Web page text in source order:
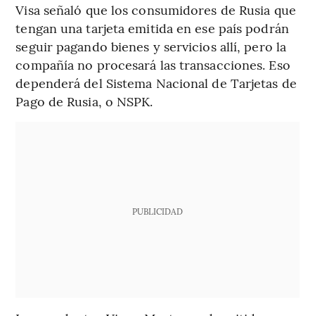
Visa señaló que los consumidores de Rusia que
tengan una tarjeta emitida en ese país podrán
seguir pagando bienes y servicios allí, pero la
compañía no procesará las transacciones. Eso
dependerá del Sistema Nacional de Tarjetas de
Pago de Rusia, o NSPK.
PUBLICIDAD